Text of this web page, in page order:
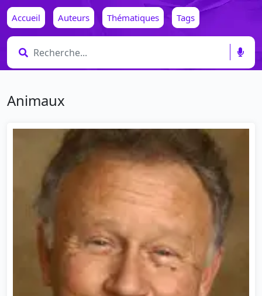
Accueil Auteurs Thématiques Tags
Animaux